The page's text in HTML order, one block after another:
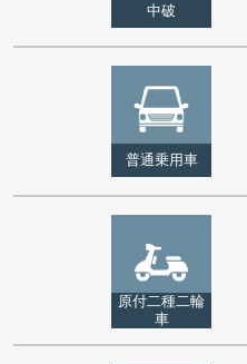
中破
普通乗用車
原付二種二輪
車